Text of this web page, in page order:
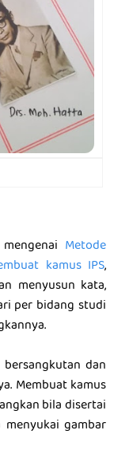
Metode
kamus IPS,
menyusun kata,
per bidang studi
dan
Membuat kamus
bila disertai
gambar